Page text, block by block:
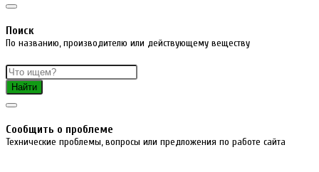
Поиск
По названию, производителю или действующему веществу
Найти
Cообщить о проблеме
Технические проблемы, вопросы или предложения по работе сайта